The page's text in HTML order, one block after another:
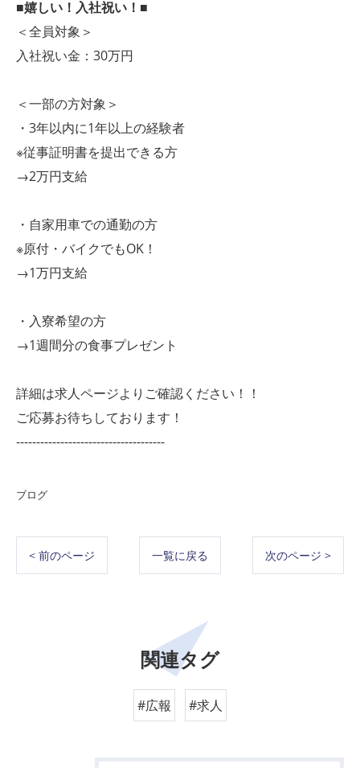
■嬉しい！入社祝い！■
＜全員対象＞
入社祝い金：30万円
＜一部の方対象＞
・3年以内に1年以上の経験者
※従事証明書を提出できる方
→2万円支給
・自家用車での通勤の方
※原付・バイクでもOK！
→1万円支給
・入寮希望の方
→1週間分の食事プレゼント
詳細は求人ページよりご確認ください！！
ご応募お待ちしております！
-------------------------------------
ブログ
< 前のページ 一覧に戻る 次のページ >
関連タグ
#広報 #求人